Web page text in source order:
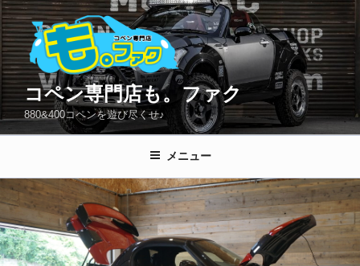
コ
ン
テ
ン
ツ
へ
ス
プ
コペン専門店も。ファク
880&400コペンを遊び尽くせ♪
メニュー